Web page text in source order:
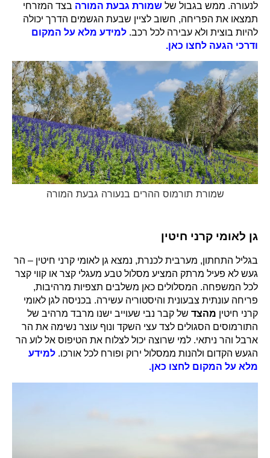
לנעורה. ממש בגבול של שמורת גבעת המורה בצד המזרחי
תמצאו את הפריחה, חשוב לציין שבעת הגשמים הדרך יכולה
להיות בוצית ולא עבירה לכל רכב. למידע מלא על המקום
ודרכי הגעה לחצו כאן.
שמורת תורמוס ההרים בנעורה גבעת המורה
גן לאומי קרני חיטין
בגליל התחתון, מערבית לכנרת, נמצא גן לאומי קרני חיטין – הר
געש לא פעיל מרתק המציע מסלול טבע מעגלי קצר או קווי קצר
לכל המשפחה. המסלולים כאן משלבים תצפיות מרהיבות,
פריחה עונתית צבעונית והיסטוריה עשירה. בכניסה לגן לאומי
קרני חיטין מהצד של קבר נבי שעוייב ישנו מרבד מרהיב של
התורמוסים הסגולים לצד עצי השקד ונוף עוצר נשימה את הר
ארבל והר ניתאי. למי שרוצה יכול לצלוח את הטיפוס אל לוע הר
הגעש הקדום ולהנות ממסלול ירוק ופורח לכל אורכו. למידע
מלא על המקום לחצו כאן.